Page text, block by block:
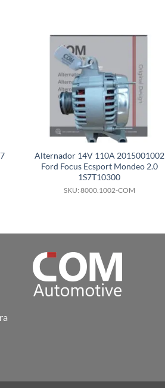
Alternador 14V 110A 2015001002
Ford Focus Ecsport Mondeo 2.0
1S7T10300
SKU: 8000.1002-COM